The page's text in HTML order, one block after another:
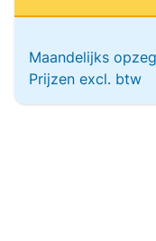
Maandelijks
Prijzen excl. btw